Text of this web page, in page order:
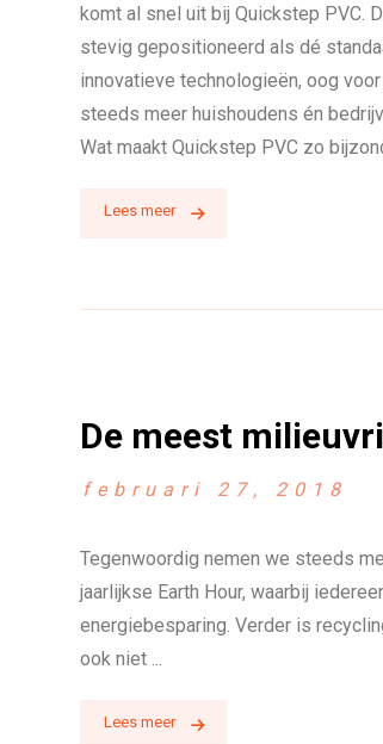
komt al snel uit bij Quickstep PVC.
stevig gepositioneerd als dé
innovatieve technologieën, oog
steeds meer huishoudens én
Wat maakt Quickstep PVC zo
Lees meer
De meest
februari 27, 2018
Tegenwoordig nemen we steeds
jaarlijkse Earth Hour, waarbij
energiebesparing. Verder is
ook niet ...
Lees meer